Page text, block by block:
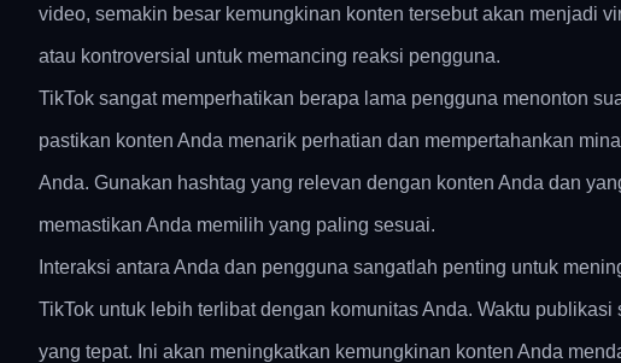
video, semakin besar kemungkinan konten tersebut akan menjadi
atau kontroversial untuk memancing reaksi pengguna.
TikTok sangat memperhatikan berapa lama pengguna menonton
pastikan konten Anda menarik perhatian dan mempertahankan
Anda. Gunakan hashtag yang relevan dengan konten Anda dan
memastikan Anda memilih yang paling sesuai.
Interaksi antara Anda dan pengguna sangatlah penting untuk
TikTok untuk lebih terlibat dengan komunitas Anda. Waktu
yang tepat. Ini akan meningkatkan kemungkinan konten Anda